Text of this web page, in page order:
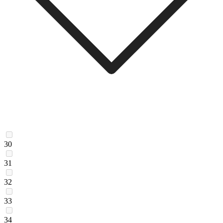
30
31
32
33
34